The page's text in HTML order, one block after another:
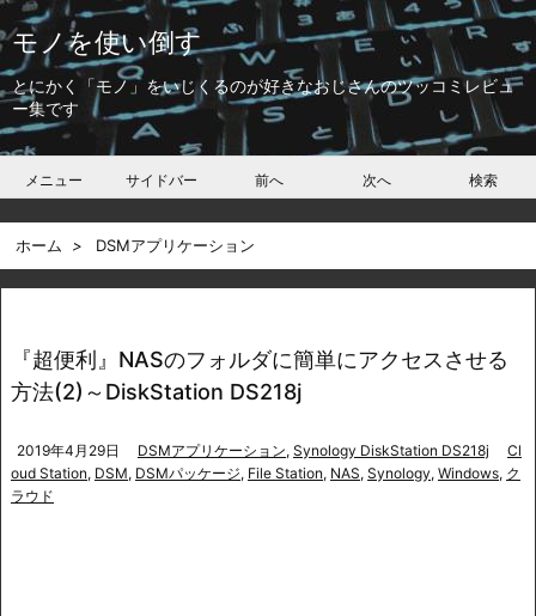
モノを使い倒す
とにかく「モノ」をいじくるのが好きなおじさんのツッコミレビュ
ー集です
メニュー サイドバー 前へ 次へ 検索
ホーム > DSMアプリケーション
『超便利』NASのフォルダに簡単にアクセスさせる
方法(2)～DiskStation DS218j
2019年4月29日 DSMアプリケーション, Synology DiskStation DS218j
Cl
oud Station, DSM, DSMパッケージ, File Station, NAS, Synology, Windows, ク
ラウド